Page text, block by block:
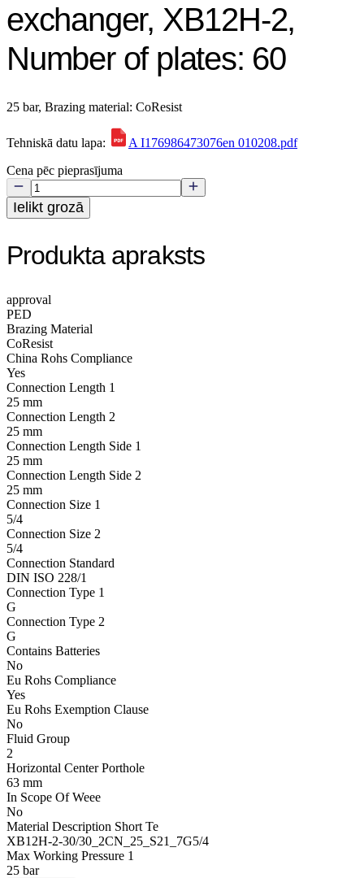
exchanger, XB12H-2,
Number of plates: 60
25 bar, Brazing material: CoResist
Tehniskā datu lapa:
A I176986473076en 010208.pdf
Cena pēc pieprasījuma
Ielikt grozā
Produkta apraksts
approval
PED
Brazing Material
CoResist
China Rohs Compliance
Yes
Connection Length 1
25 mm
Connection Length 2
25 mm
Connection Length Side 1
25 mm
Connection Length Side 2
25 mm
Connection Size 1
5/4
Connection Size 2
5/4
Connection Standard
DIN ISO 228/1
Connection Type 1
G
Connection Type 2
G
Contains Batteries
No
Eu Rohs Compliance
Yes
Eu Rohs Exemption Clause
No
Fluid Group
2
Horizontal Center Porthole
63 mm
In Scope Of Weee
No
Material Description Short Te
XB12H-2-30/30_2CN_25_S21_7G5/4
Max Working Pressure 1
25 bar